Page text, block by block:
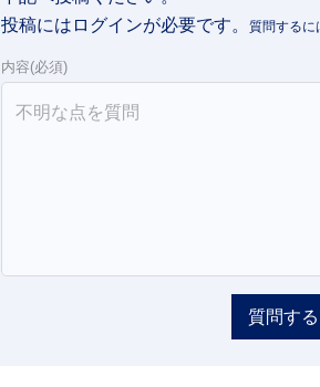
投稿にはログインが必要です。
内容(必須)
質問する